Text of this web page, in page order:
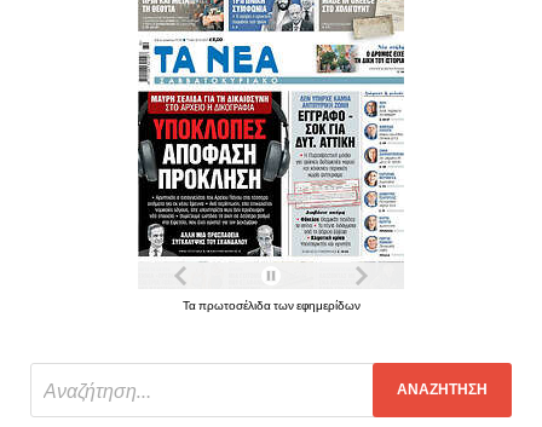
Τα πρωτοσέλιδα των εφημερίδων